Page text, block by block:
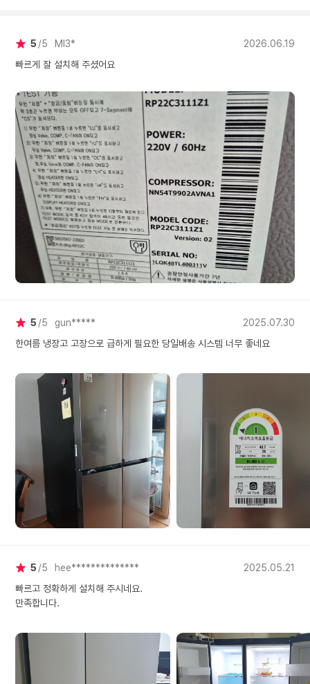
5 5 MI3*
2026.06.19
빠르게 잘 설치해 주셨어요
5 5 gun*****
2025.07.30
한여름 냉장고 고장으로 급하게 필요한 당일배송 시스템 너무 좋네요
5 5 hee**************
2025.05.21
빠르고 정확하게 설치해 주시네요.
만족합니다.